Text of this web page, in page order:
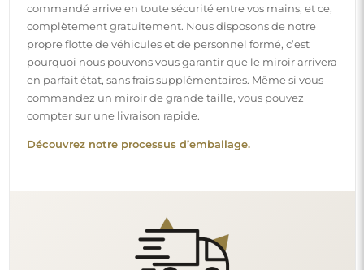
commandé arrive en toute sécurité entre vos mains, et ce,
complètement gratuitement. Nous disposons de notre
propre flotte de véhicules et de personnel formé, c’est
pourquoi nous pouvons vous garantir que le miroir arrivera
en parfait état, sans frais supplémentaires. Même si vous
commandez un miroir de grande taille, vous pouvez
compter sur une livraison rapide.
Découvrez notre processus d’emballage.